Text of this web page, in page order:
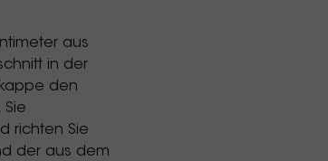
aus
in der
den
Sie
richten Sie
der aus dem